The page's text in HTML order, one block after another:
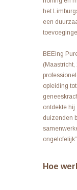
het
een
BEEing
opleiding
ontdekte hij
duizenden
Hoe